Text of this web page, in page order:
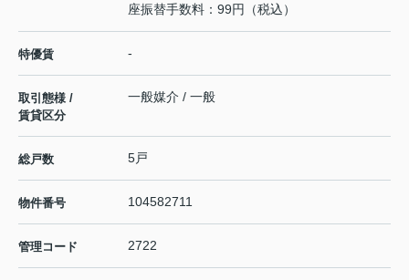
座振替手数料：99円（税込）
特優賃 -
取引態様 /
賃貸区分
一般媒介 / 一般
総戸数 5戸
物件番号 104582711
管理コード 2722